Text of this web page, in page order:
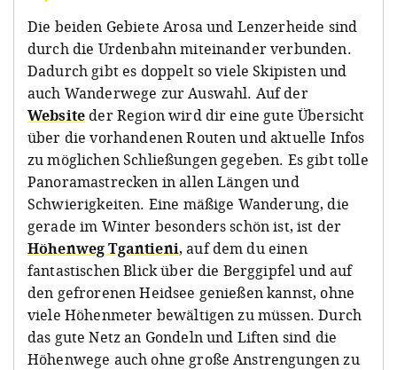
Die beiden Gebiete Arosa und Lenzerheide sind
durch die Urdenbahn miteinander verbunden.
Dadurch gibt es doppelt so viele Skipisten und
auch Wanderwege zur Auswahl. Auf der
Website der Region wird dir eine gute Übersicht
über die vorhandenen Routen und aktuelle Infos
zu möglichen Schließungen gegeben. Es gibt tolle
Panoramastrecken in allen Längen und
Schwierigkeiten. Eine mäßige Wanderung, die
gerade im Winter besonders schön ist, ist der
Höhenweg Tgantieni, auf dem du einen
fantastischen Blick über die Berggipfel und auf
den gefrorenen Heidsee genießen kannst, ohne
viele Höhenmeter bewältigen zu müssen. Durch
das gute Netz an Gondeln und Liften sind die
Höhenwege auch ohne große Anstrengungen zu